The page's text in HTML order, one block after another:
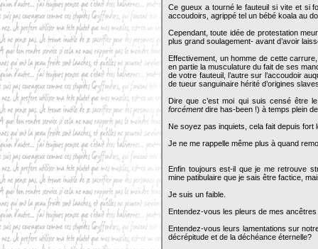
Ce gueux a tourné le fauteuil si vite et si
accoudoirs, agrippé tel un bébé koala au
Cependant, toute idée de protestation
plus grand soulagement- avant d’avoir
Effectivement, un homme de cette
en partie la musculature du fait de ses
de votre fauteuil, l’autre sur l’accoudoir
de tueur sanguinaire hérité d’origines
Dire que c’est moi qui suis censé être
forcémentdire has-been !) à temps plein
Ne soyez pas inquiets, cela fait depuis fort
Je ne me rappelle même plus à quand
Enfin toujours est-il que je me retrouve
mine patibulaire que je sais être factice,
Je suis un faible.
Entendez-vous les pleurs de mes
Entendez-vous leurs lamentations sur
décrépitude et de la déchéance éternelle?